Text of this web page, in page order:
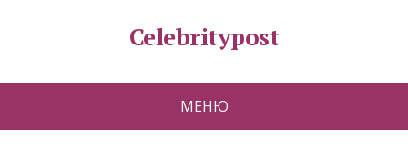
Celebritypost
МЕНЮ